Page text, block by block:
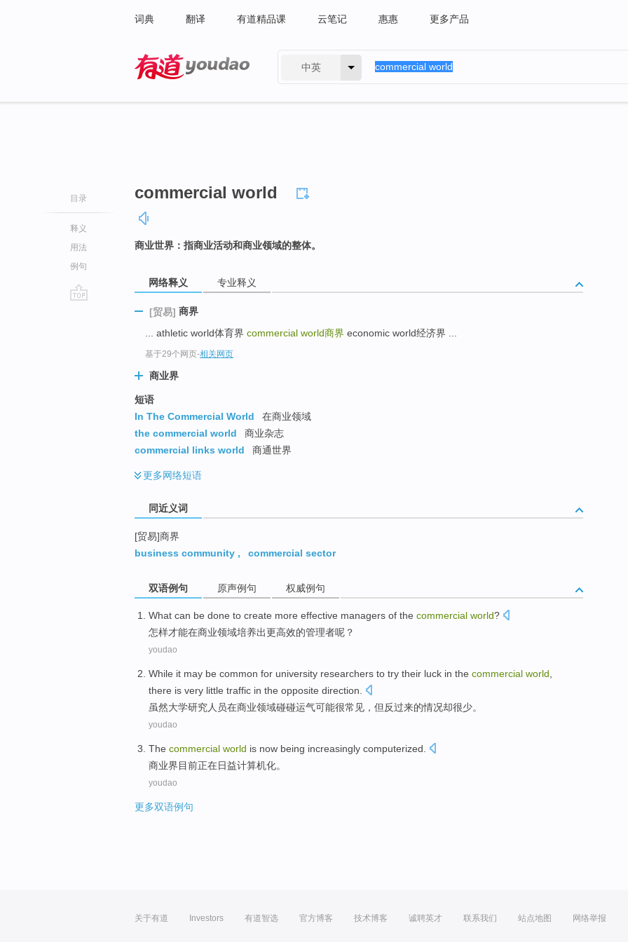
词典 翻译 有道精品课 云笔记 惠惠 更多产品
中英
目录
释义
用法
例句
commercial world
商业世界：指商业活动和商业领域的整体。
网络释义 专业释义
[贸易] 商界
... athletic world体育界 commercial world商界 economic world经济界 ...
基于29个网页-相关网页
商业界
短语
In The Commercial World
在商业领域
the commercial world
商业杂志
commercial links world
商通世界
更多网络短语
同近义词
[贸易]商界
business community , commercial sector
双语例句 原声例句 权威例句
What can be done to create more effective managers of the commercial world?
怎样才能在商业领域培养出更高效的管理者呢？
youdao
While it may be common for university researchers to try their luck in the commercial world
there is very little traffic in the opposite direction
虽然大学研究人员在商业领域碰碰运气可能很常见 ， 但 反过来的情况却很少。
youdao
The commercial world is now being increasingly computerized
商业界目前正在日益计算机化。
youdao
更多双语例句
关于有道 Investors 有道智选 官方博客 技术博客 诚聘英才 联系我们 站点地图 网络举报